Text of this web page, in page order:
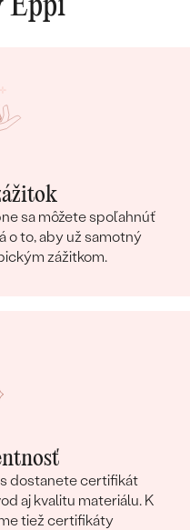
Eppi
sa môžete spoľahnúť
o to, aby už samotný
zážitkom.
dostanete certifikát
aj kvalitu materiálu. K
tiež certifikáty